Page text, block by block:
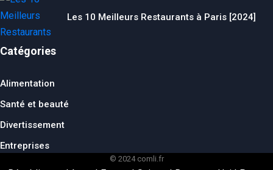
Les 10 Meilleurs Restaurants à Paris [2024]
Catégories
Alimentation
Santé et beauté
Divertissement
Entreprises
© 2024 comli.fr